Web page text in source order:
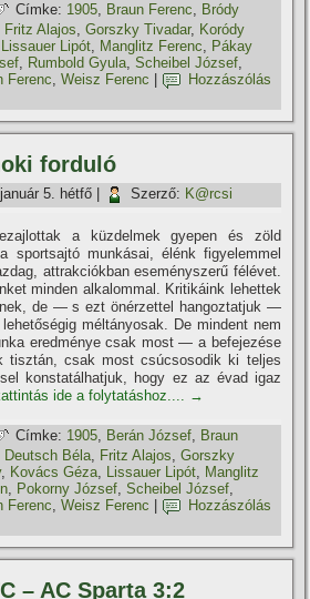
Címke: 1905, Braun Ferenc, Bródy
Fritz Alajos ,Gorszky Tivadar, Koródy
Lissauer Lipót Manglitz Ferenc
Pákay
Rumbold Gyula ,Scheibel József
Ferenc,Weisz Ferenc
Hozzászólás
forduló
5. hétfő Szerző: K@rcsi
a küzdelmek gyepen és zöld
sportsajtó munkásai, élénk figyelemmel
attrakciókban eseményszerű félévet.
minden alkalommal. Kritikáink lehettek
de — s ezt önérzettel hangoztatjuk —
méltányosak. De mindent nem
eredménye csak most — a befejezése
csak most csúcsosodik ki teljes
konstatálhatjuk, hogy ez az évad igaz
ide a folytatáshoz.... →
Címke: 1905, Berán József, Braun
Deutsch Béla Fritz Alajos ,Gorszky
, Kovács Géza Lissauer Lipót
Manglitz
Pokorny József ,Scheibel József
Ferenc,Weisz Ferenc
Hozzászólás
– AC Sparta 3:2